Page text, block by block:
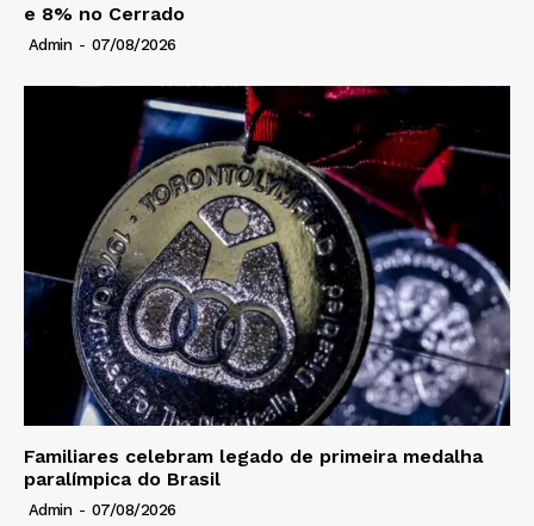
e 8% no Cerrado
Admin - 07/08/2026
Familiares celebram legado de primeira medalha
paralímpica do Brasil
Admin - 07/08/2026